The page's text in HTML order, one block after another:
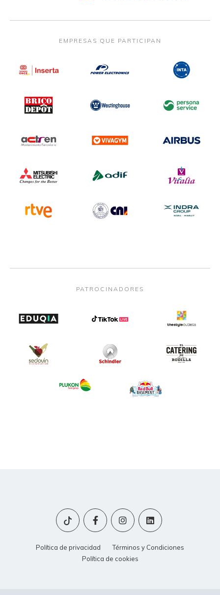
EMPRESAS QUE PARTICIPAN
PATROCINADORES
Política de privacidad
Términos y Condiciones
Política de cookies